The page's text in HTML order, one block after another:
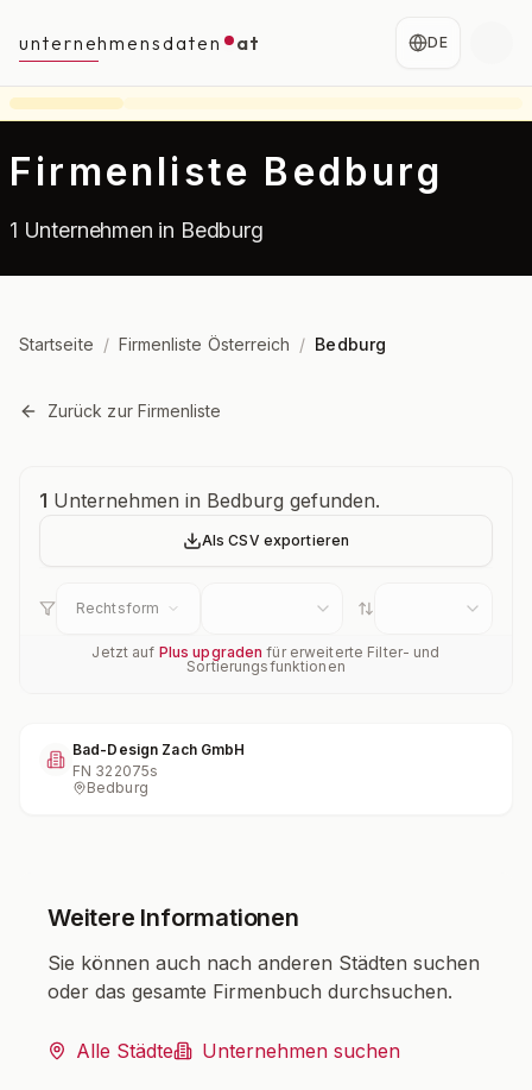
unternehmensdaten at DE
Firmenliste Bedburg
1 Unternehmen in Bedburg
Startseite / Firmenliste Österreich / Bedburg
Zurück zur Firmenliste
Unternehmensübersicht
1 Unternehmen in Bedburg gefunden.
Als CSV exportieren
Rechtsform
Jetzt auf Plus upgraden für erweiterte Filter- und
Sortierungsfunktionen
Bad-Design Zach GmbH
FN 322075s
Bedburg
Weitere Informationen
Sie können auch nach anderen Städten suchen
oder das gesamte Firmenbuch durchsuchen.
Alle Städte Unternehmen suchen